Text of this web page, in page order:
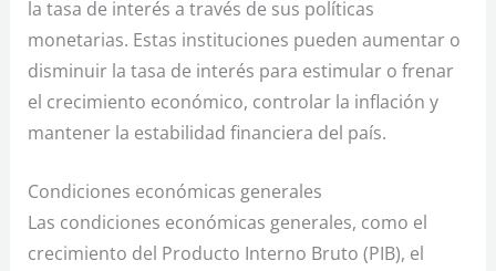
la tasa de interés a través de sus políticas
monetarias. Estas instituciones pueden aumentar o
disminuir la tasa de interés para estimular o frenar
el crecimiento económico, controlar la inflación y
mantener la estabilidad financiera del país.
Condiciones económicas generales
Las condiciones económicas generales, como el
crecimiento del Producto Interno Bruto (PIB), el